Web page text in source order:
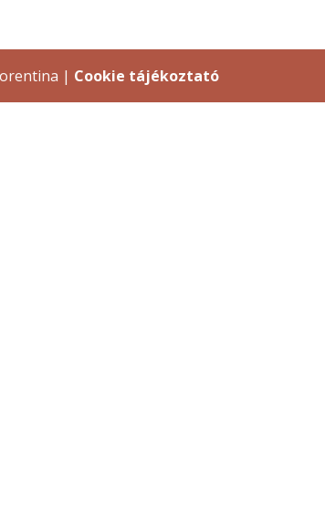
| Cookie tájékoztató